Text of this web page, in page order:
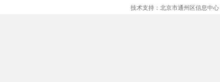
技术支持：北京市通州区信息中心